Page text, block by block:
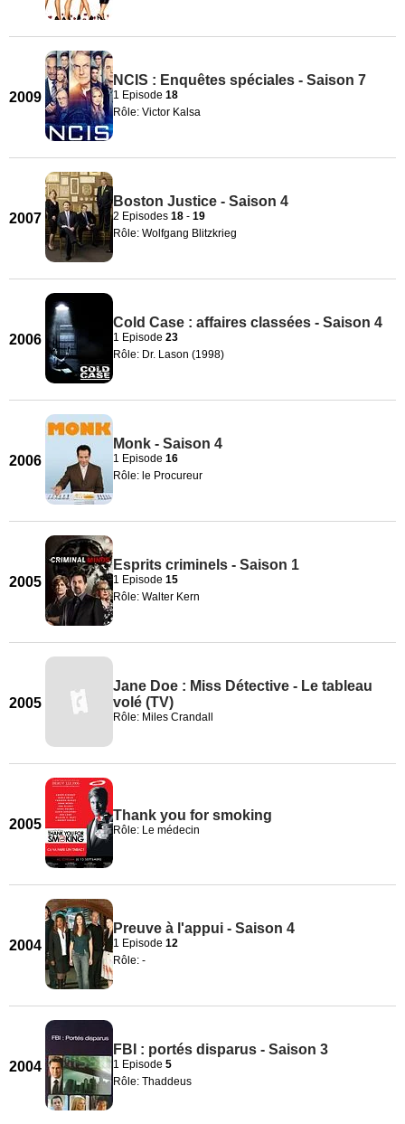
2009
NCIS : Enquêtes spéciales - Saison 7
1 Episode 18
Rôle: Victor Kalsa
2007
Boston Justice - Saison 4
2 Episodes 18 - 19
Rôle: Wolfgang Blitzkrieg
2006
Cold Case : affaires classées - Saison 4
1 Episode 23
Rôle: Dr. Lason (1998)
2006
Monk - Saison 4
1 Episode 16
Rôle: le Procureur
2005
Esprits criminels - Saison 1
1 Episode 15
Rôle: Walter Kern
2005
Jane Doe : Miss Détective - Le tableau
volé (TV)
Rôle: Miles Crandall
2005
Thank you for smoking
Rôle: Le médecin
2004
Preuve à l'appui - Saison 4
1 Episode 12
Rôle: -
2004
FBI : portés disparus - Saison 3
1 Episode 5
Rôle: Thaddeus